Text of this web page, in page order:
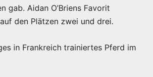
gab. Aidan O’Briens Favorit
den Plätzen zwei und drei.
in Frankreich trainiertes Pferd im